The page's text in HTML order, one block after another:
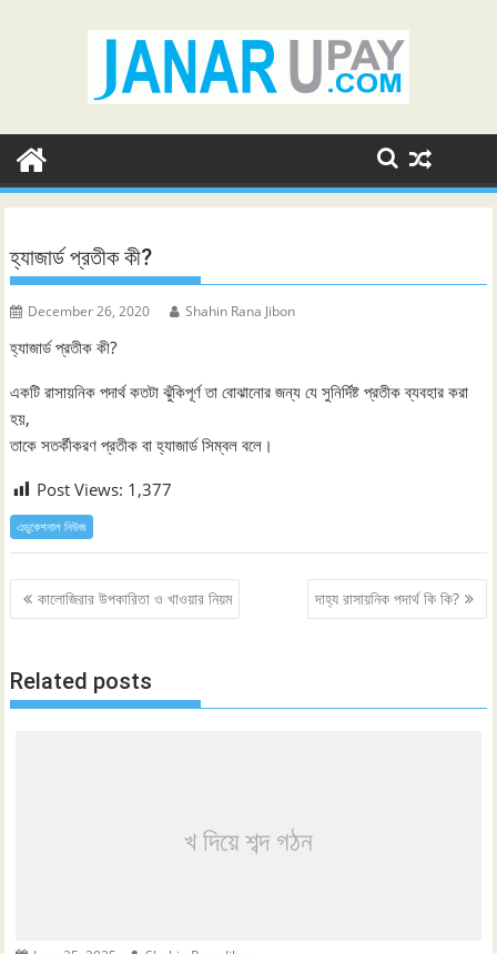
হ্যাজার্ড প্রতীক কী?
December 26, 2020 Shahin Rana Jibon
হ্যাজার্ড প্রতীক কী?
একটি রাসায়নিক পদার্থ কতটা ঝুঁকিপূর্ণ তা বোঝানোর জন্য যে সুনির্দিষ্ট প্রতীক ব্যবহার করা
হয়,
তাকে সতর্কীকরণ প্রতীক বা হ্যাজার্ড সিম্বল বলে।
Post Views: 1,377
এডুকেশনাল নিউজ
Post
navigation
কালোজিরার উপকারিতা ও খাওয়ার নিয়ম দাহ্য রাসায়নিক পদার্থ কি কি?
Related posts
খ দিয়ে শব্দ গঠন